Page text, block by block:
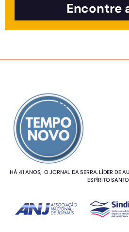
Encontre
HÁ 41 ANOS, O JORNAL DA SERRA. LÍDER DE
ESPÍRITO